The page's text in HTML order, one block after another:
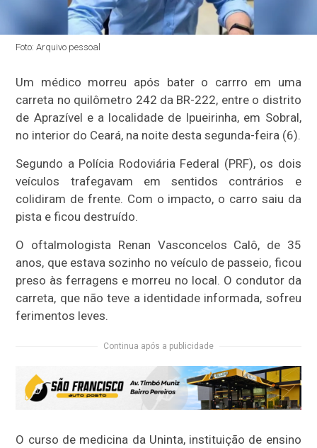
Foto: Arquivo pessoal
Um médico morreu após bater o carrro em uma
carreta no quilômetro 242 da BR-222, entre o distrito
de Aprazível e a localidade de Ipueirinha, em Sobral,
no interior do Ceará, na noite desta segunda-feira (6).
Segundo a Polícia Rodoviária Federal (PRF), os dois
veículos trafegavam em sentidos contrários e
colidiram de frente. Com o impacto, o carro saiu da
pista e ficou destruído.
O oftalmologista Renan Vasconcelos Calô, de 35
anos, que estava sozinho no veículo de passeio, ficou
preso às ferragens e morreu no local. O condutor da
carreta, que não teve a identidade informada, sofreu
ferimentos leves.
Continua após a publicidade
O curso de medicina da Uninta, instituição de ensino